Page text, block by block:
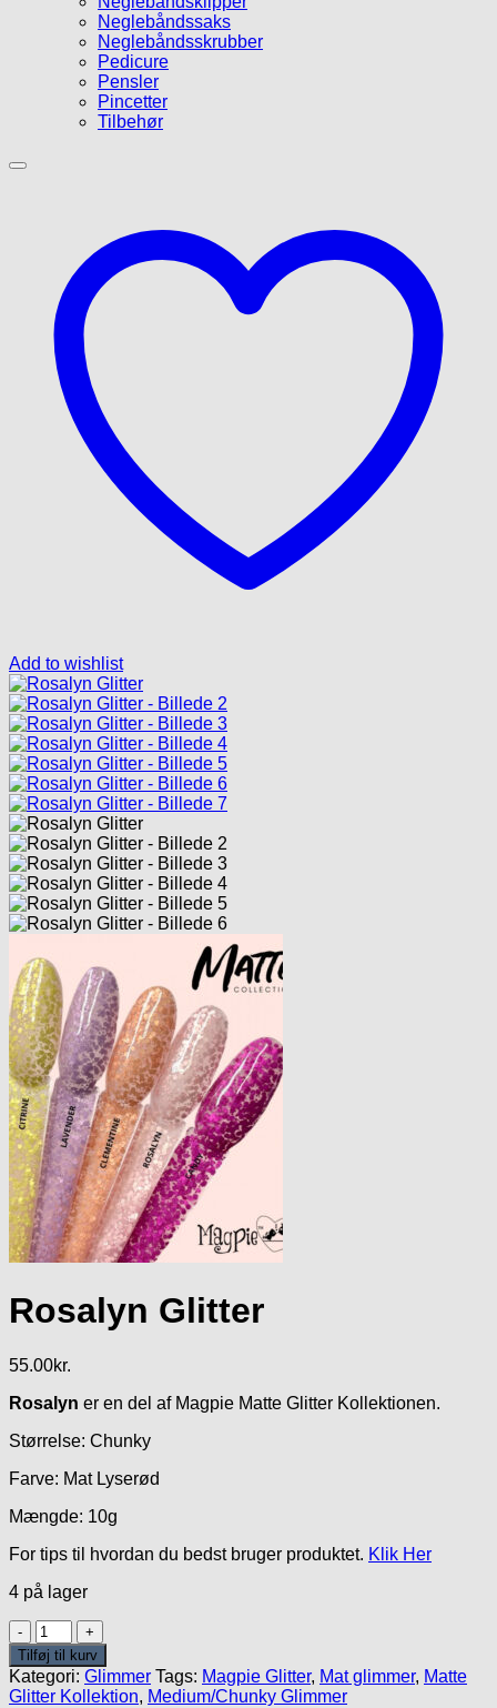
Neglebåndssaks
Neglebåndsskrubber
Pedicure
Pensler
Pincetter
Tilbehør
Add to wishlist
Rosalyn Glitter
55.00kr.
Rosalyn er en del af Magpie Matte Glitter Kollektionen.
Størrelse: Chunky
Farve: Mat Lyserød
Mængde: 10g
For tips til hvordan du bedst bruger produktet. Klik Her
4 på lager
Rosalyn
Glitter
antal
Tilføj til kurv
Kategori: Glimmer Tags: Magpie Glitter, Mat glimmer, Matte
Glitter Kollektion, Medium/Chunky Glimmer